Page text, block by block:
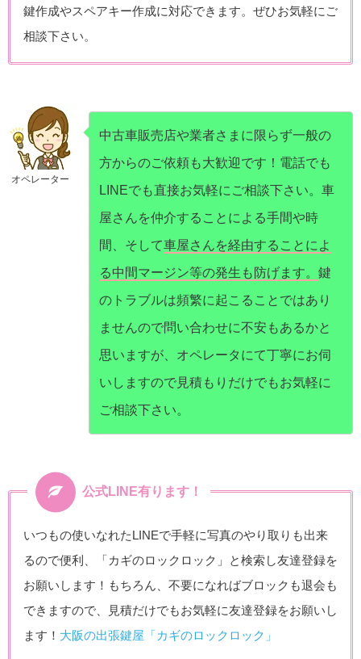
鍵作成やスペアキー作成に対応できます。ぜひお気軽にご
相談下さい。
オペレーター
中古車販売店や業者さまに限らず一般の
方からのご依頼も大歓迎です！電話でも
LINEでも直接お気軽にご相談下さい。車
屋さんを仲介することによる手間や時
間、そして車屋さんを経由することによ
る中間マージン等の発生も防げます。 鍵
のトラブルは頻繁に起こることではあり
ませんので問い合わせに不安もあるかと
思いますが、オペレータにて丁寧にお伺
いしますので見積もりだけでもお気軽に
ご相談下さい。
公式LINE有ります！
いつもの使いなれたLINEで手軽に写真のやり取りも出来
るので便利、「カギのロックロック」と検索し友達登録を
お願いします！もちろん、不要になればブロックも退会も
できますので、見積だけでもお気軽に友達登録をお願いし
ます！ 大阪の出張鍵屋「カギのロックロック」